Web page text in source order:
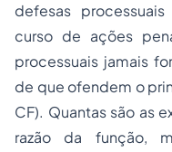
defesas
curso de ações
processuais jamais
de que ofendem o
CF). Quantas são as
razão da função,